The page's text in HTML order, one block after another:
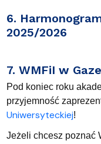
6.
2025/2026
7. WMFiI w
Pod koniec roku
przyjemność
Uniwersyteckiej!
Jeżeli chcesz poznać